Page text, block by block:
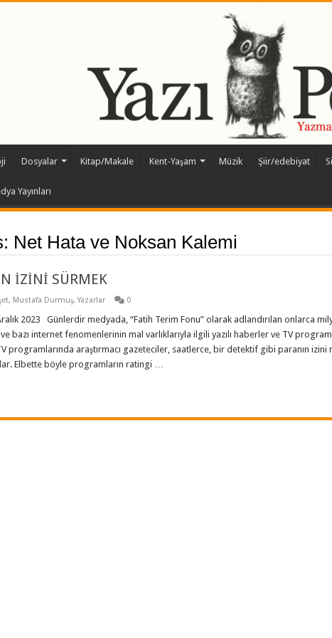
Dosyalar Kitap/Makale Kent-Yaşam Müzik Şiir/edebiyat
Yayınları
Net Hata ve Noksan Kalemi
İZİNİ SÜRMEK
, Mustafa Durmuş,Yazarlar 0
2023 Günlerdir medyada, “Fatih Terim Fonu” olarak adlandırılan onlarca
ve bazı internet fenomenlerinin mal varlıklarıyla ilgili yazılı haberler ve TV
programlarında araştırmacı gazeteciler, saatlerce, bir detektif gibi paranın izini
Elbette böyle programların ratingi …